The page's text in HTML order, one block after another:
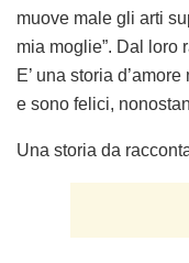
muove male gli arti
mia moglie”. Dal loro
E’ una storia
e sono felici,
Una storia da